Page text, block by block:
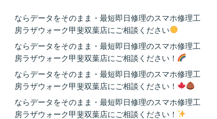
ならデータをそのまま・最短即日修理のスマホ修理工
房ラザウォーク甲斐双葉店にご相談ください
ならデータをそのまま・最短即日修理のスマホ修理工
房ラザウォーク甲斐双葉店にご相談ください！
ならデータをそのまま・最短即日修理のスマホ修理工
房ラザウォーク甲斐双葉店にご相談ください！
ならデータをそのまま・最短即日修理のスマホ修理工
房ラザウォーク甲斐双葉店にご相談ください！